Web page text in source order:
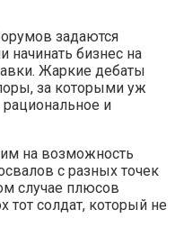
задаются
начинать бизнес на
Жаркие дебаты
за которыми уж
и
на возможность
с разных точек
случае плюсов
тот солдат, который не